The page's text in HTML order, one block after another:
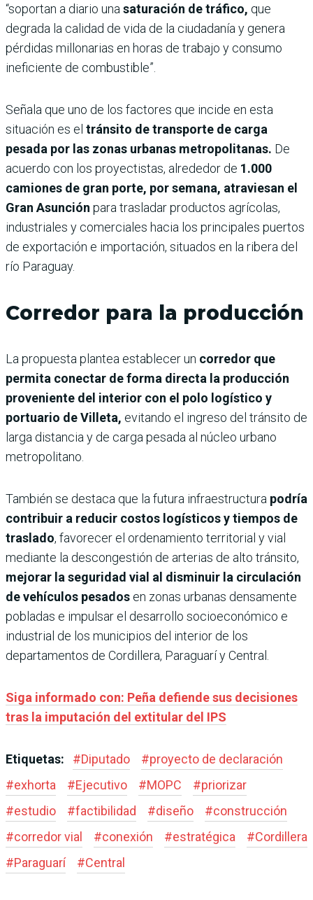
“soportan a diario una saturación de tráfico, que
degrada la calidad de vida de la ciudadanía y genera
pérdidas millonarias en horas de trabajo y consumo
ineficiente de combustible”.
Señala que uno de los factores que incide en esta
situación es el tránsito de transporte de carga
pesada por las zonas urbanas metropolitanas. De
acuerdo con los proyectistas, alrededor de 1.000
camiones de gran porte, por semana, atraviesan el
Gran Asunción para trasladar productos agrícolas,
industriales y comerciales hacia los principales puertos
de exportación e importación, situados en la ribera del
río Paraguay.
Corredor para la producción
La propuesta plantea establecer un corredor que
permita conectar de forma directa la producción
proveniente del interior con el polo logístico y
portuario de Villeta, evitando el ingreso del tránsito de
larga distancia y de carga pesada al núcleo urbano
metropolitano.
También se destaca que la futura infraestructura podría
contribuir a reducir costos logísticos y tiempos de
traslado, favorecer el ordenamiento territorial y vial
mediante la descongestión de arterias de alto tránsito,
mejorar la seguridad vial al disminuir la circulación
de vehículos pesados en zonas urbanas densamente
pobladas e impulsar el desarrollo socioeconómico e
industrial de los municipios del interior de los
departamentos de Cordillera, Paraguarí y Central.
Siga informado con: Peña defiende sus decisiones
tras la imputación del extitular del IPS
Etiquetas: #Diputado #proyecto de declaración
#exhorta #Ejecutivo #MOPC #priorizar
#estudio #factibilidad #diseño #construcción
#corredor vial #conexión #estratégica #Cordillera
#Paraguarí #Central